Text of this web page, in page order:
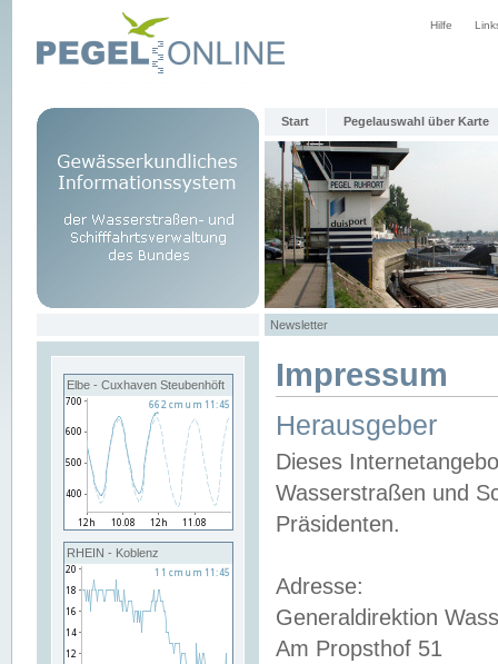
Hilfe
Start Pegelauswahl über Karte
Newsletter
Elbe - Cuxhaven Steubenhöft
RHEIN - Koblenz
Impressum
Herausgeber
Dieses
Wasserstraßen und
Präsidenten.
Adresse:
Generaldirektion
Am Propsthof 51